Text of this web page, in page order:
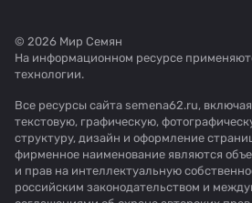
© 2026 Мир Семян
На информационном ресурсе
технологии.
Все ресурсы сайта semena62.ru,
текстовую, графическую,
структуру, дизайн и оформление
фирменное наименование являются
и прав на интеллектуальную
российским законодательством и